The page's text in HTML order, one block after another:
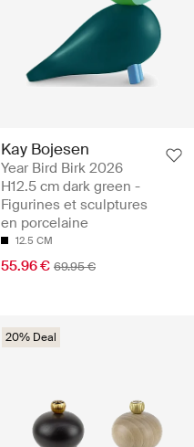
Kay Bojesen
Year Bird Birk 2026
H12.5 cm dark green -
Figurines et sculptures
en porcelaine
12.5 CM
55.96 € 69.95 €
20% Deal